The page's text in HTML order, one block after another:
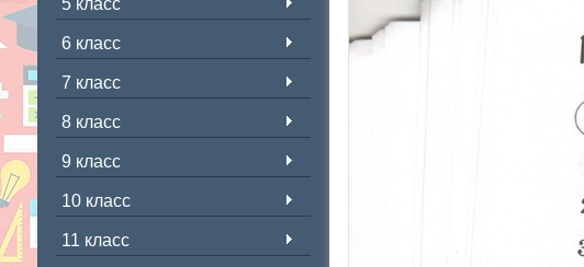
5 класс
6 класс
7 класс
8 класс
9 класс
10 класс
11 класс